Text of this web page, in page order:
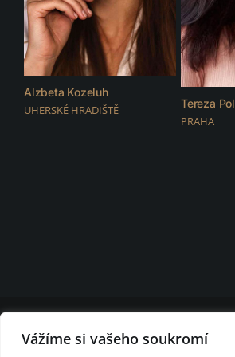
Vážíme si vašeho soukromí
Alzbeta Kozeluh
UHERSKÉ HRADIŠTĚ Tereza Pol
PRAHA
cookies